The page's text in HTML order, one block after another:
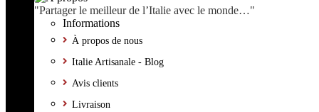
"Partager le meilleur de l’Italie avec le monde…"
Informations
À propos de nous
Italie Artisanale - Blog
Avis clients
Livraison